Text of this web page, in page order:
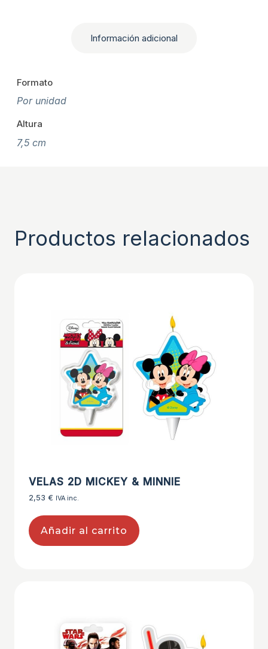
Información adicional
Formato
Por unidad
Altura
7,5 cm
Productos relacionados
VELAS 2D MICKEY & MINNIE
2,53 € IVA inc.
Añadir al carrito